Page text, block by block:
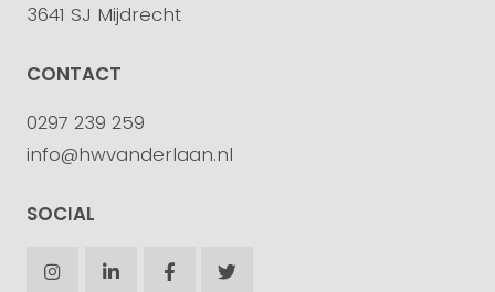
3641 SJ Mijdrecht
CONTACT
0297 239 259
info@hwvanderlaan.nl
SOCIAL